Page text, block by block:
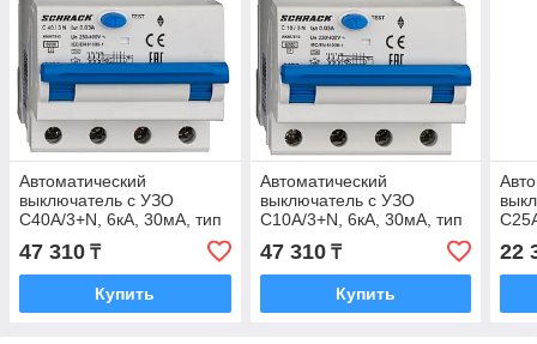
Автоматический
выключатель с УЗО
C40А/3+N, 6кА, 30мА, тип
47 310 ₸
Купить
Автоматический
выключатель с УЗО
C10А/3+N, 6кА, 30мА, тип
47 310₸
Купить
22